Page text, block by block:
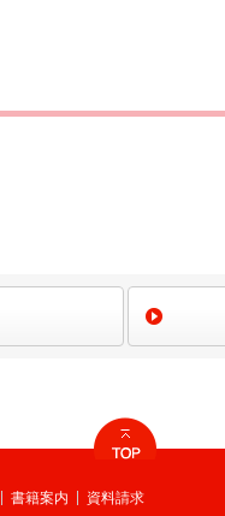
書籍案内 資料請求